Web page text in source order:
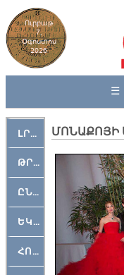
Ուրբաթ
7,
Օգոստոս
2026
☰
ԼՐԱՀՈՍ
ԹՐՔԱՀԱՅ ԿԵԱՆՔ
ԸՆԿԵՐԱՄՇԱԿՈՒԹԱՅԻՆ
ԵԿԵՂԵՑԱԿԱՆ
ՀՈԳԵՄՏԱՒՈՐ
ՄՈՆԱՔՈՅԻ